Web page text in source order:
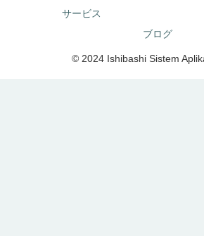
サービス
ブログ
© 2024 Ishibashi Sistem